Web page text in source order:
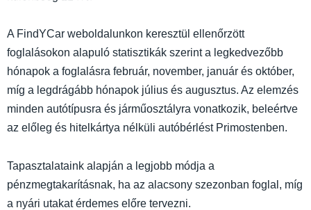
A FindYCar weboldalunkon keresztül ellenőrzött
foglalásokon alapuló statisztikák szerint a legkedvezőbb
hónapok a foglalásra február, november, január és október,
míg a legdrágább hónapok július és augusztus. Az elemzés
minden autótípusra és járműosztályra vonatkozik, beleértve
az előleg és hitelkártya nélküli autóbérlést Primostenben.
Tapasztalataink alapján a legjobb módja a
pénzmegtakarításnak, ha az alacsony szezonban foglal, míg
a nyári utakat érdemes előre tervezni.